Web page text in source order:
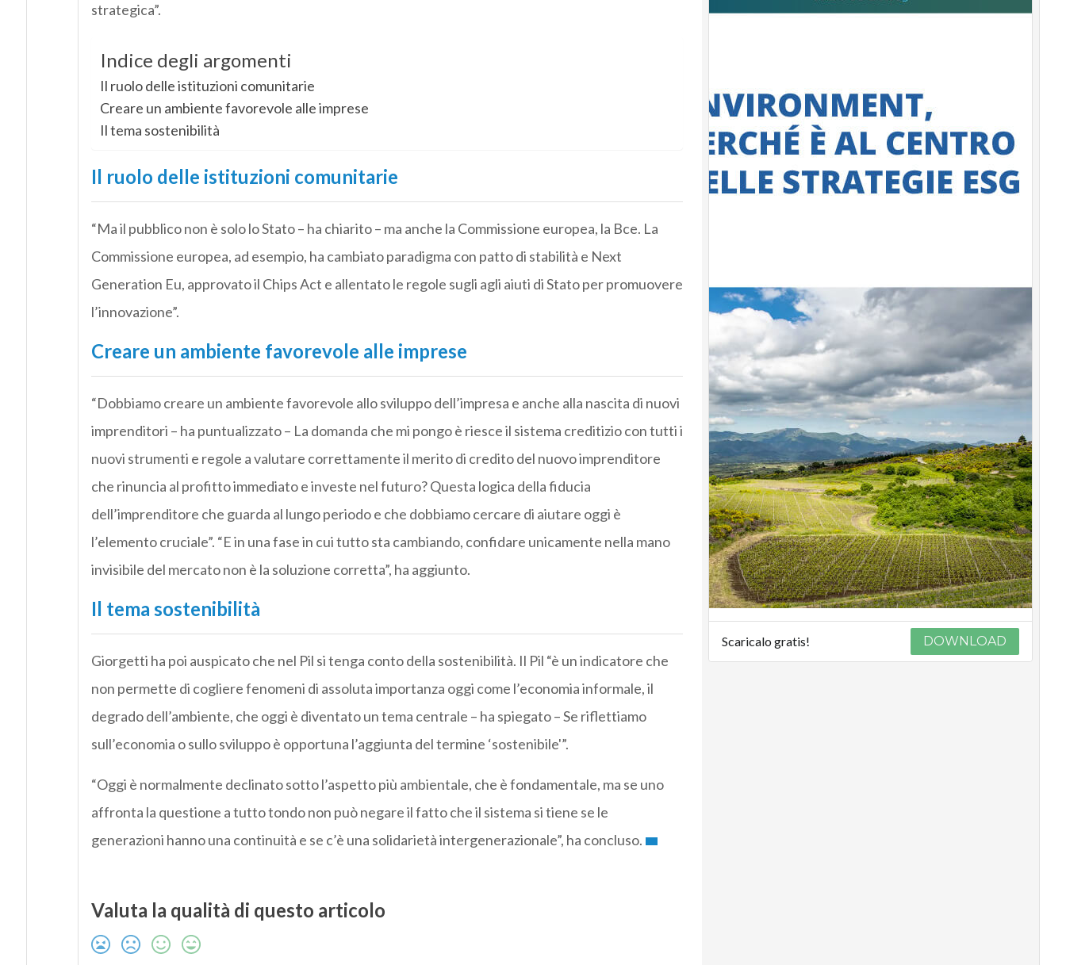
strategica”.
Indice degli argomenti
Il ruolo delle istituzioni comunitarie
Creare un ambiente favorevole alle imprese
Il tema sostenibilità
Il ruolo delle istituzioni comunitarie
“Ma il pubblico non è solo lo Stato – ha chiarito – ma anche la Commissione europea, la Bce. La
Commissione europea, ad esempio, ha cambiato paradigma con patto di stabilità e Next
Generation Eu, approvato il Chips Act e allentato le regole sugli agli aiuti di Stato per promuovere
l’innovazione”.
Creare un ambiente favorevole alle imprese
“Dobbiamo creare un ambiente favorevole allo sviluppo dell’impresa e anche alla nascita di nuovi
imprenditori – ha puntualizzato – La domanda che mi pongo è riesce il sistema creditizio con tutti i
nuovi strumenti e regole a valutare correttamente il merito di credito del nuovo imprenditore
che rinuncia al profitto immediato e investe nel futuro? Questa logica della fiducia
dell’imprenditore che guarda al lungo periodo e che dobbiamo cercare di aiutare oggi è
l’elemento cruciale”. “E in una fase in cui tutto sta cambiando, confidare unicamente nella mano
invisibile del mercato non è la soluzione corretta”, ha aggiunto.
Il tema sostenibilità
Giorgetti ha poi auspicato che nel Pil si tenga conto della sostenibilità. Il Pil “è un indicatore che
non permette di cogliere fenomeni di assoluta importanza oggi come l’economia informale, il
degrado dell’ambiente, che oggi è diventato un tema centrale – ha spiegato – Se riflettiamo
sull’economia o sullo sviluppo è opportuna l’aggiunta del termine ‘sostenibile'”.
“Oggi è normalmente declinato sotto l’aspetto più ambientale, che è fondamentale, ma se uno
affronta la questione a tutto tondo non può negare il fatto che il sistema si tiene se le
generazioni hanno una continuità e se c’è una solidarietà intergenerazionale”, ha concluso.
Valuta la qualità di questo articolo
Scaricalo gratis! DOWNLOAD